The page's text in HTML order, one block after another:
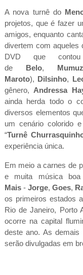
A nova turnê do
projetos, que é fazer
amigos, enquanto
divertem com aqueles
DVD que
de
Belo,
Maroto), Dilsinho,
gênero,Andressa
ainda herda todo o
diversos elementos
um cenário colorido
“Turnê
experiência única.
Em meio a carnes de
e muita música
Mais-Jorge,Goes,
os primeiros estados
Rio de Janeiro, Porto
ocorre na capital
deste ano. As
serão divulgadas em